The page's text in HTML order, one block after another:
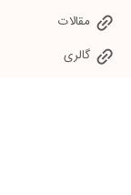
مقالات
گالری